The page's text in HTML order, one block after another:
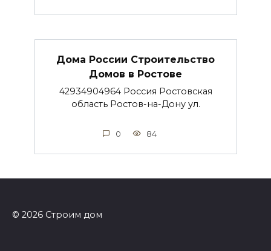
Дома России Строительство
Домов в Ростове
42934904964 Россия Ростовская
область Ростов-на-Дону ул.
0 84
© 2026 Строим дом